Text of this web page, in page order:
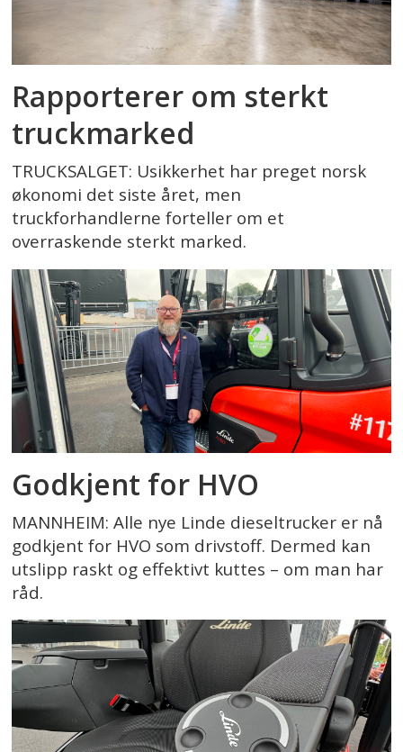
Rapporterer om sterkt
truckmarked
TRUCKSALGET: Usikkerhet har preget norsk
økonomi det siste året, men
truckforhandlerne forteller om et
overraskende sterkt marked.
Godkjent for HVO
MANNHEIM: Alle nye Linde dieseltrucker er nå
godkjent for HVO som drivstoff. Dermed kan
utslipp raskt og effektivt kuttes – om man har
råd.